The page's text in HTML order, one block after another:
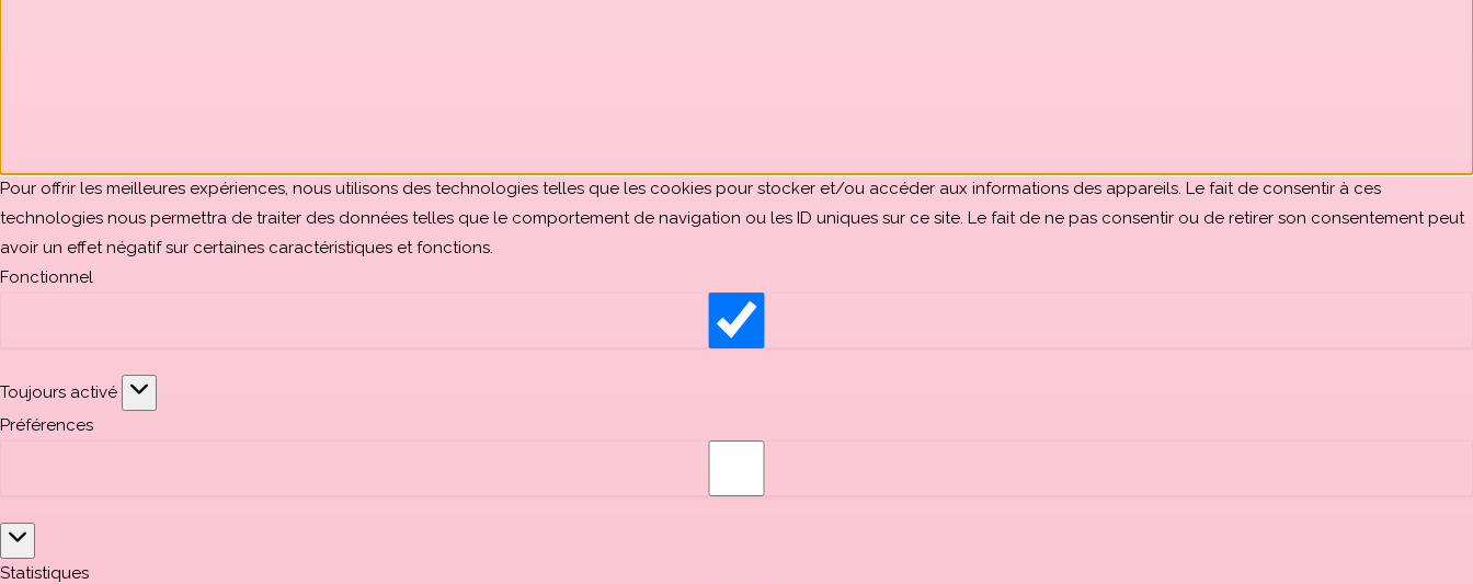
Pour offrir les meilleures expériences, nous utilisons des technologies telles que les cookies pour stocker et/ou accéder aux informations des appareils. Le fait de consentir à ces
technologies nous permettra de traiter des données telles que le comportement de navigation ou les ID uniques sur ce site. Le fait de ne pas consentir ou de retirer son consentement peut
avoir un effet négatif sur certaines caractéristiques et fonctions.
Fonctionnel
Toujours activé
Préférences
Statistiques